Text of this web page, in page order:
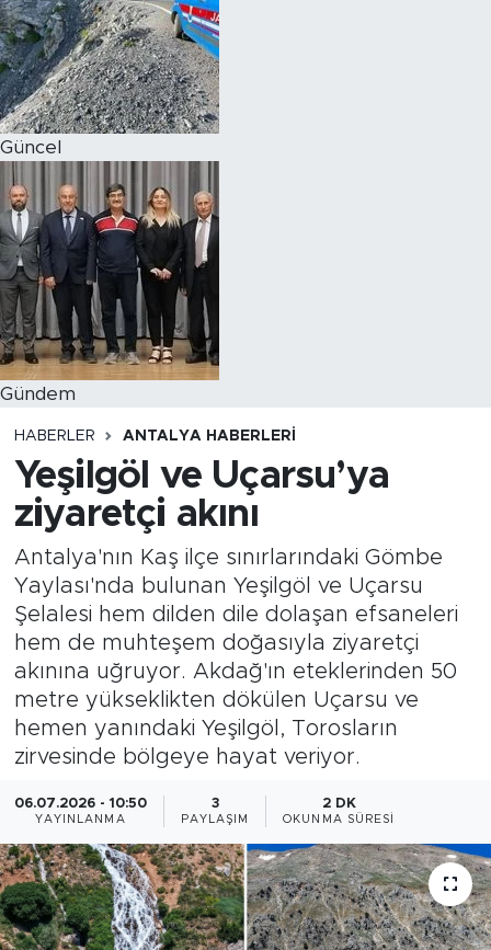
Güncel
Gündem
HABERLER ANTALYA HABERLERI
Yeşilgöl ve Uçarsu’ya
ziyaretçi akını
Antalya'nın Kaş ilçe sınırlarındaki Gömbe
Yaylası'nda bulunan Yeşilgöl ve Uçarsu
Şelalesi hem dilden dile dolaşan efsaneleri
hem de muhteşem doğasıyla ziyaretçi
akınına uğruyor. Akdağ'ın eteklerinden 50
metre yükseklikten dökülen Uçarsu ve
hemen yanındaki Yeşilgöl, Torosların
zirvesinde bölgeye hayat veriyor.
06.07.2026 - 10:50
YAYINLANMA
3
PAYLAŞIM
2 DK
OKUNMA SÜRESI
Magazin
Özel Haber
Politika
Resmi İlanlar
Sağlık
Spor
Turizm